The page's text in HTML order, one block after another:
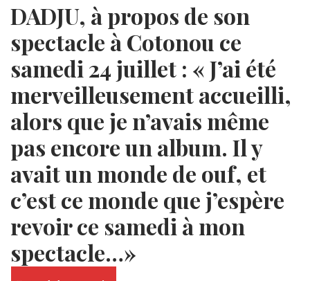
DADJU, à propos de son
spectacle à Cotonou ce
samedi 24 juillet : « J’ai été
merveilleusement accueilli,
alors que je n’avais même
pas encore un album. Il y
avait un monde de ouf, et
c’est ce monde que j’espère
revoir ce samedi à mon
spectacle…»